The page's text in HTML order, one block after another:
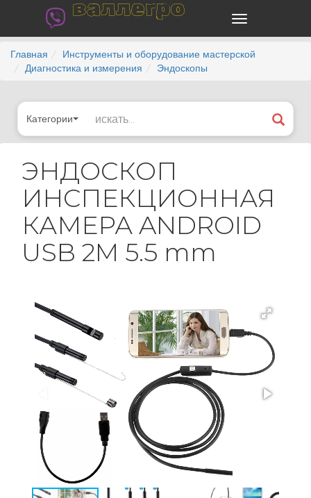
валлегро
Главная
Инструменты и оборудование мастерской
Диагностика и измерения
Эндоскопы
Категории
ЭНДОСКОП
ИНСПЕКЦИОННАЯ
КАМЕРА ANDROID
USB 2M 5.5 mm